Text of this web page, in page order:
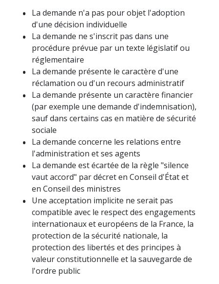
La demande n'a pas pour objet l'adoption
d'une décision individuelle
La demande ne s'inscrit pas dans une
procédure prévue par un texte législatif ou
réglementaire
La demande présente le caractère d'une
réclamation ou d'un recours administratif
La demande présente un caractère financier
(par exemple une demande d'indemnisation),
sauf dans certains cas en matière de sécurité
sociale
La demande concerne les relations entre
l'administration et ses agents
La demande est écartée de la règle "silence
vaut accord" par décret en Conseil d'État et
en Conseil des ministres
Une acceptation implicite ne serait pas
compatible avec le respect des engagements
internationaux et européens de la France, la
protection de la sécurité nationale, la
protection des libertés et des principes à
valeur constitutionnelle et la sauvegarde de
l'ordre public